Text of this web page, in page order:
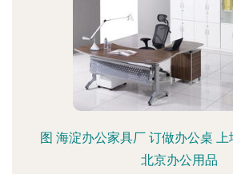
图 海淀办公家具厂 订做办公桌
北京办公用品